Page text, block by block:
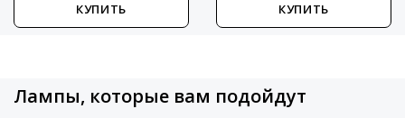
КУПИТЬ КУПИТЬ
Лампы, которые вам подойдут